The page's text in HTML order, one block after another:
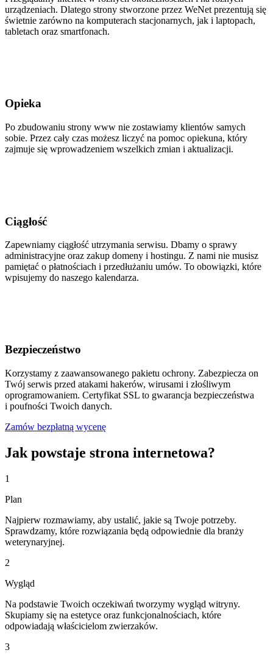
urządzeniach. Dlatego strony stworzone przez WeNet prezentują się
świetnie zarówno na komputerach stacjonarnych, jak i laptopach,
tabletach oraz smartfonach.
Opieka
Po zbudowaniu strony www nie zostawiamy klientów samych
sobie. Przez cały czas możesz liczyć na pomoc opiekuna, który
zajmuje się wprowadzeniem wszelkich zmian i aktualizacji.
Ciągłość
Zapewniamy ciągłość utrzymania serwisu. Dbamy o sprawy
administracyjne oraz zakup domeny i hostingu. Z nami nie musisz
pamiętać o płatnościach i przedłużaniu umów. To obowiązki, które
wpisujemy do naszego kalendarza.
Bezpieczeństwo
Korzystamy z zaawansowanego pakietu ochrony. Zabezpiecza on
Twój serwis przed atakami hakerów, wirusami i złośliwym
oprogramowaniem. Certyfikat SSL to gwarancja bezpieczeństwa
i poufności Twoich danych.
Zamów bezpłatną wycenę
Jak powstaje strona internetowa?
1
Plan
Najpierw rozmawiamy, aby ustalić, jakie są Twoje potrzeby.
Sprawdzamy, które rozwiązania będą odpowiednie dla branży
weterynaryjnej.
2
Wygląd
Na podstawie Twoich oczekiwań tworzymy wygląd witryny.
Skupiamy się na estetyce oraz funkcjonalnościach, które
odpowiadają właścicielom zwierzaków.
3